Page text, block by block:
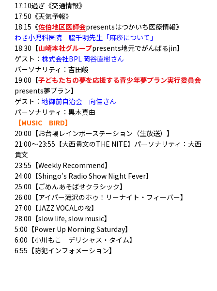
17:10過ぎ《交通情報》
17:50《天気予報》
18:15《佐伯地区医師会presentsはつかいち医療情報》
わき小児科医院 脇千明先生「麻疹について」
18:30【山崎本社グループpresents地元でがんばるjin】
ゲスト： 株式会社BPL 岡谷直樹さん
パーソナリティ：吉田峻
19:00【子どもたちの夢を応援する青少年夢プラン実行委員会
presents夢プラン】
ゲスト： 地御前自治会 向佳さん
パーソナリティ：黒木真由
【MUSIC BIRD】
20:00【お台場レインボーステーション（生放送）】
21:00～23:55【大西貴文のTHE NITE】パーソナリティ：大西
貴文
23:55【Weekly Recommend】
24:00【Shingo’s Radio Show Night Fever】
25:00【ごめんあそばせクラシック】
26:00【アイパー滝沢のホゥ！リーナイト・フィーバー】
27:00【JAZZ VOCALの夜】
28:00【slow life, slow music】
5:00【Power Up Morning Saturday】
6:00【小川もこ デリシャス・タイム】
6:55【防犯インフォメーション】